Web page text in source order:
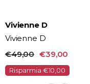
Vendor:
Vivienne D
Vivienne D
€49,00 €39,00
Risparmia €10,00